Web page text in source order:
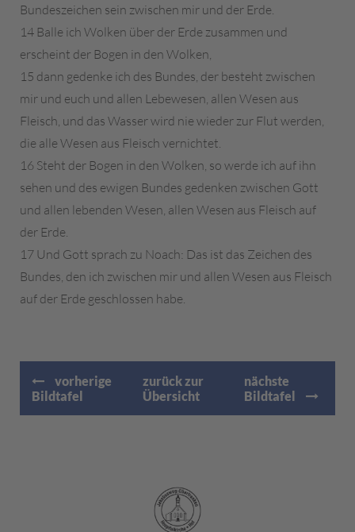
Bundeszeichen sein zwischen mir und der Erde.
14 Balle ich Wolken über der Erde zusammen und
erscheint der Bogen in den Wolken,
15 dann gedenke ich des Bundes, der besteht zwischen
mir und euch und allen Lebewesen, allen Wesen aus
Fleisch, und das Wasser wird nie wieder zur Flut werden,
die alle Wesen aus Fleisch vernichtet.
16 Steht der Bogen in den Wolken, so werde ich auf ihn
sehen und des ewigen Bundes gedenken zwischen Gott
und allen lebenden Wesen, allen Wesen aus Fleisch auf
der Erde.
17 Und Gott sprach zu Noach: Das ist das Zeichen des
Bundes, den ich zwischen mir und allen Wesen aus Fleisch
auf der Erde geschlossen habe.
vorherige
Bildtafel
zurück zur
Übersicht
nächste
Bildtafel